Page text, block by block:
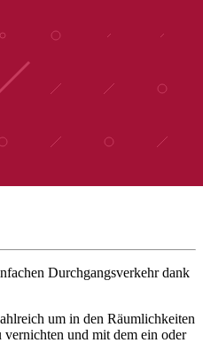
Durchgangsverkehr dank
um in den Räumlichkeiten
und mit dem ein oder